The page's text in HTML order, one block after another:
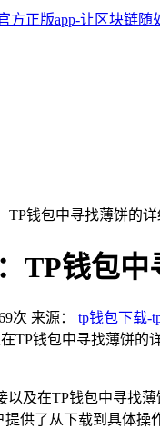
TP钱包中寻找薄饼的
TP钱包
次 来源： tp钱包下载-
TP钱包中寻找薄饼
以及在TP钱包中寻找
供了从下载到具体操